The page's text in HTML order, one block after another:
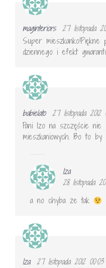
maginteriors 27 listopada
Super mieszkanko!Piękne
dziennego i efekt
babielato 27 listopada 2012
Pani Izo na szczęście
mieszkaniowych. Bo to by
Iza
28 listopada
a no chyba że tak
Iza 27 listopada 2012 00:03